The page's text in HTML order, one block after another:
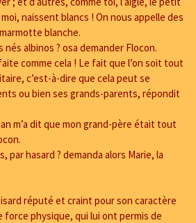
naissent blancs ! On nous appelle des
blanche.
albinos ? osa demander Flocon.
comme cela ! Le fait que l’on soit tout
c’est-à-dire que cela peut se
ou bien ses grands-parents, répondit
m’a dit que mon grand-père était tout
par hasard ? demanda alors Marie, la
isard réputé et craint pour son caractère
force physique, qui lui ont permis de